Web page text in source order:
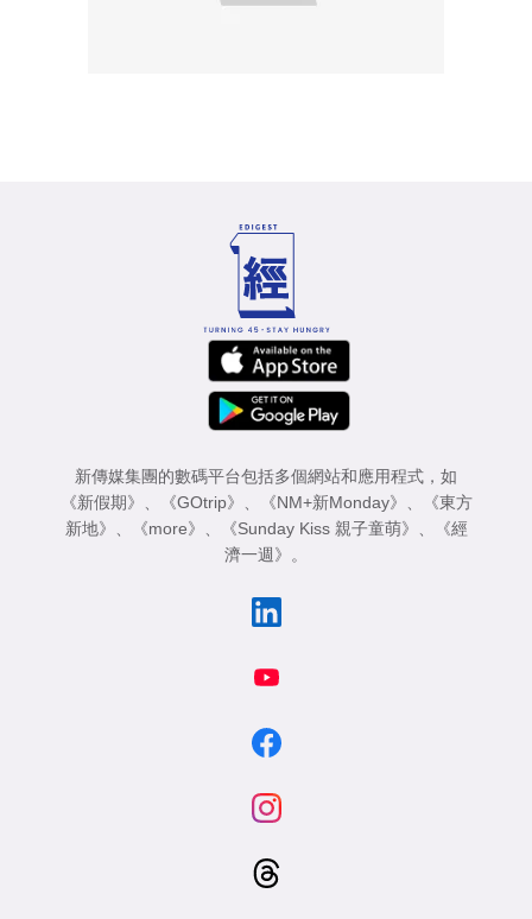
新傳媒集團的數碼平台包括多個網站和應用程式，如
《新假期》
《GOtrip》 《NM+新Monday》
《東方
新地》
《more》 《Sunday Kiss 親子童萌》
《經
濟一週》
。